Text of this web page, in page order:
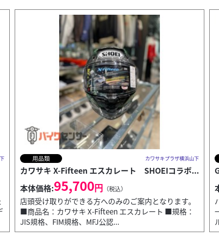
下 その他 カワサキプラザ横浜山下
GPZ900R Tシャツ
本体価格:4,730円 （税込）
バイク史に刻まれた伝説、GPZ900Rをモチーフにした
一着！ 細部までこだわったデザインがヘリテージモデ
ルの魅力を際立たせ、 “since...